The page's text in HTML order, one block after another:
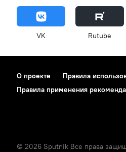
VK Rutube
О проекте Правила
Правила применения
© 2026 Sputnik Все права